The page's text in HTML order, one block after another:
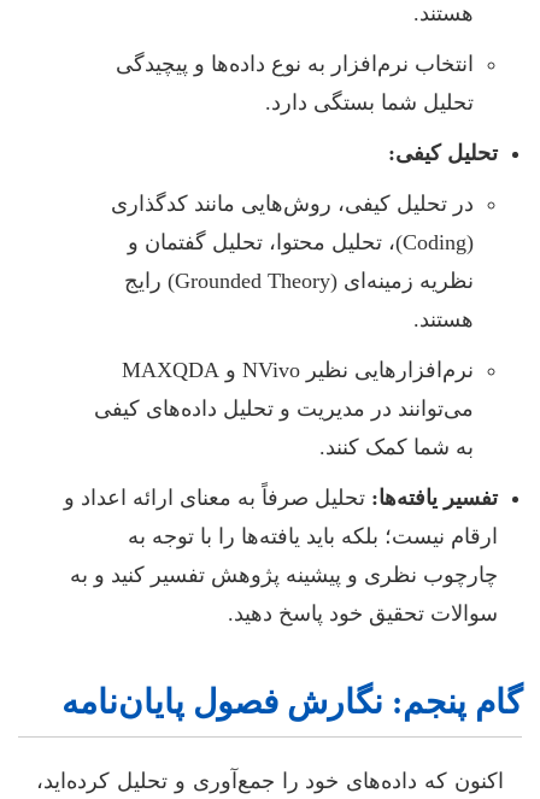
هستند.
انتخاب نرم‌افزار به نوع داده‌ها و پیچیدگی
تحلیل شما بستگی دارد.
تحلیل کیفی:
در تحلیل کیفی، روش‌هایی مانند کدگذاری
(Coding)، تحلیل محتوا، تحلیل گفتمان و
نظریه زمینه‌ای (Grounded Theory) رایج
هستند.
نرم‌افزارهایی نظیر NVivo و MAXQDA
می‌توانند در مدیریت و تحلیل داده‌های کیفی
به شما کمک کنند.
تفسیر یافته‌ها: تحلیل صرفاً به معنای ارائه اعداد و
ارقام نیست؛ بلکه باید یافته‌ها را با توجه به
چارچوب نظری و پیشینه پژوهش تفسیر کنید و به
سوالات تحقیق خود پاسخ دهید.
گام پنجم: نگارش فصول پایان‌نامه
اکنون که داده‌های خود را جمع‌آوری و تحلیل کرده‌اید،